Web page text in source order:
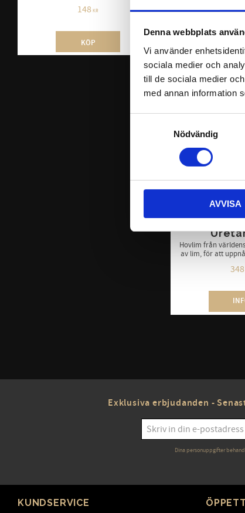
Denna webbplats
Vi använder
sociala medier och
till de sociala medier
med annan information
Nödvändig
AVVISA
148KR
KÖP
328
Hovlim från
av lim, för att
348
Exklusiva erbjudanden -
Dina personuppgifter
KUNDSERVICE